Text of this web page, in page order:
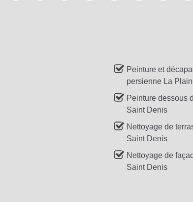
Peinture et
persienne La
Peinture dessous
Saint Denis
Nettoyage de
Saint Denis
Nettoyage de
Saint Denis